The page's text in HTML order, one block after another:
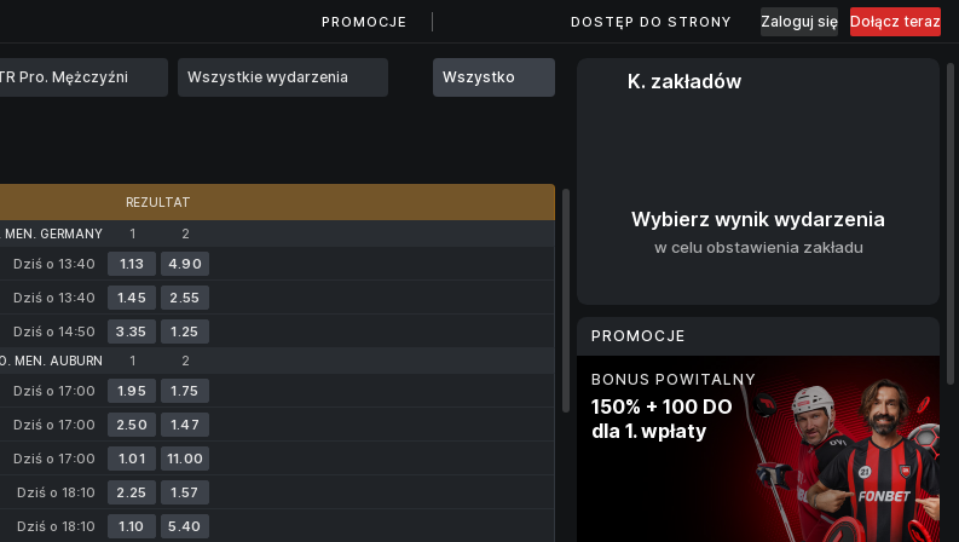
PROMOCJE DOSTĘP DO STRONY Zaloguj się Dołącz teraz
Pro. Mężczyźni Wszystkie wydarzenia Wszystko
REZULTAT
MEN. GERMANY 1 2
Dziś o 13:40 1.13
4.90
Dziś o 13:40 1.45
2.55
Dziś o 14:50 3.35 1.25
MEN. AUBURN 1 2
Dziś o 17:00 1.95
1.75
Dziś o 17:00 2.50
1.47
Dziś o 17:00 1.01
11.00
Dziś o 18:10 2.25
1.57
Dziś o 18:10 1.10
5.40
K. zakładów
Wybierz wynik wydarzenia
w celu obstawienia zakładu
PROMOCJE
BONUS POWITALNY
150% + 100 DO
dla 1. wpłaty
RYNEK BONUSOWY
Darmowe zakłady
do 400 zł
za obstawianie sportu
BONUS KRYPTOWALUTOWY
10% dla każdej wpłaty
w kryptowalucie
PROGRAM LOJALNOŚCIOWY
Cashback
do wartości 20%